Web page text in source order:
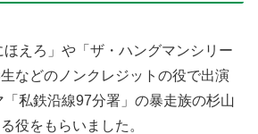
えろ」や「ザ・ハングマンシリー
などのノンクレジットの役で出演
私鉄沿線97分署」の暴走族の杉山
役をもらいました。